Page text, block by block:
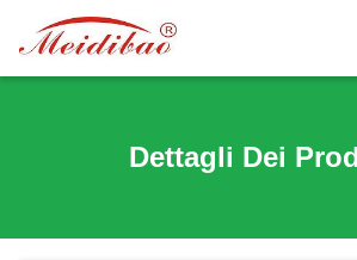
Dettagli Dei